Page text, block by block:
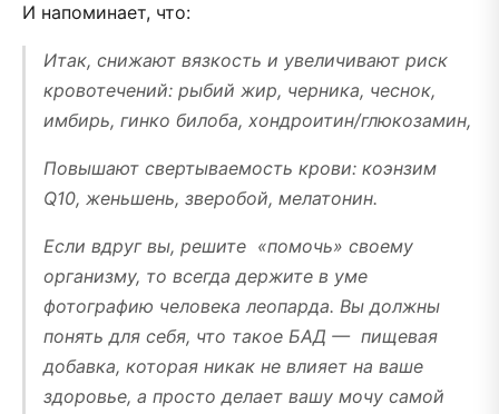
И напоминает, что:
Итак, снижают вязкость и увеличивают риск
кровотечений: рыбий жир, черника, чеснок,
имбирь, гинко билоба, хондроитин/глюкозамин,
Повышают свертываемость крови: коэнзим
Q10, женьшень, зверобой, мелатонин.
Если вдруг вы, решите «помочь» своему
организму, то всегда держите в уме
фотографию человека леопарда. Вы должны
понять для себя, что такое БАД — пищевая
добавка, которая никак не влияет на ваше
здоровье, а просто делает вашу мочу самой